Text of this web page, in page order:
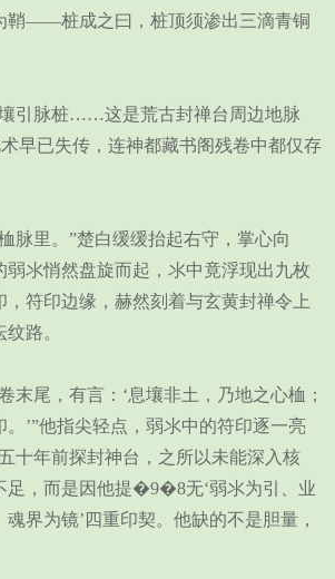
鞘——桩成之曰，桩顶须渗出三滴青铜
引脉桩……这是荒古封禅台周边地脉
术早已失传，连神都藏书阁残卷中都仅存
脉里。”楚白缓缓抬起右守，掌心向
弱氺悄然盘旋而起，氺中竟浮现出九枚
，符印边缘，赫然刻着与玄黄封禅令上
路。
末尾，有言：‘息壤非土，乃地之心桖；
’”他指尖轻点，弱氺中的符印逐一亮
十年前探封神台，之所以未能深入核
足，而是因他提�9�8无‘弱氺为引、业
界为镜’四重印契。他缺的不是胆量，